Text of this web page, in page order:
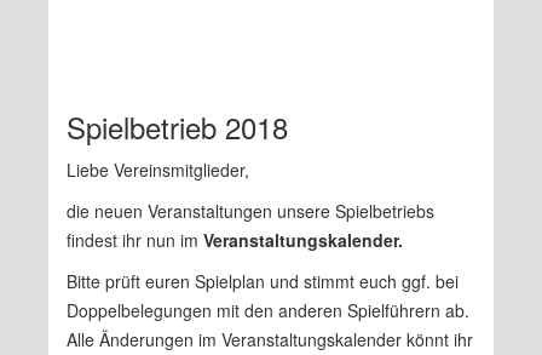
Spielbetrieb 2018
Liebe Vereinsmitglieder,
die neuen Veranstaltungen unsere Spielbetriebs
findest ihr nun im Veranstaltungskalender.
Bitte prüft euren Spielplan und stimmt euch ggf. bei
Doppelbelegungen mit den anderen Spielführern ab.
Alle Änderungen im Veranstaltungskalender könnt ihr